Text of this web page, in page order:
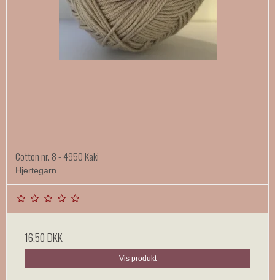
Cotton nr. 8 - 4950 Kaki
Hjertegarn
16,50 DKK
Vis produkt